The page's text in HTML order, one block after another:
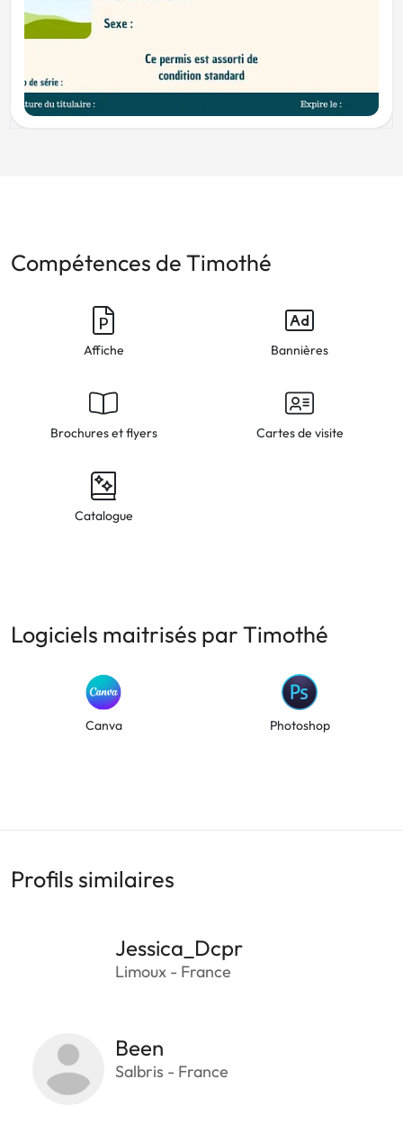
Compétences de Timothé
Affiche Bannières
Brochures et flyers Cartes de visite
Catalogue
Logiciels maitrisés par Timothé
Canva Photoshop
Profils similaires
Jessica_Dcpr
Limoux - France
Been
Salbris - France